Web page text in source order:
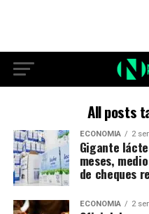
All posts
ECONOMIA 2
Gigante
meses,
de cheques
ECONOMIA 2